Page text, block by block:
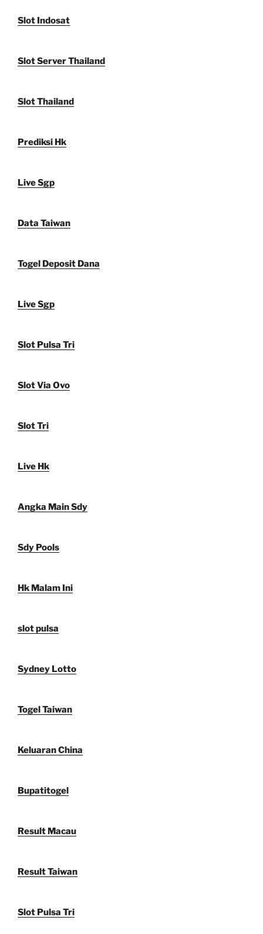
Slot Indosat
Slot Server Thailand
Slot Thailand
Prediksi Hk
Live Sgp
Data Taiwan
Togel Deposit Dana
Live Sgp
Slot Pulsa Tri
Slot Via Ovo
Slot Tri
Live Hk
Angka Main Sdy
Sdy Pools
Hk Malam Ini
slot pulsa
Sydney Lotto
Togel Taiwan
Keluaran China
Bupatitogel
Result Macau
Result Taiwan
Slot Pulsa Tri